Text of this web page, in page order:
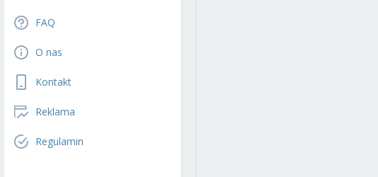
FAQ
O nas
Kontakt
Reklama
Regulamin